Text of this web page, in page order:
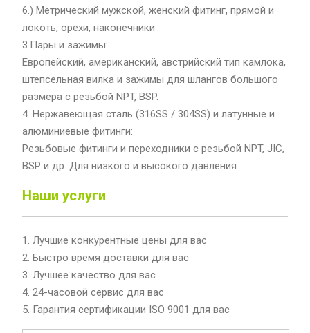
6.) Метрический мужской, женский фитинг, прямой и
локоть, орехи, наконечники
3.Пары и зажимы:
Европейский, американский, австрийский тип камлока,
штепсельная вилка и зажимы для шлангов большого
размера с резьбой NPT, BSP.
4. Нержавеющая сталь (316SS / 304SS) и латунные и
алюминиевые фитинги:
Резьбовые фитинги и переходники с резьбой NPT, JIC,
BSP и др. Для низкого и высокого давления
Наши услуги
1. Лучшие конкурентные цены для вас
2. Быстро время доставки для вас
3. Лучшее качество для вас
4. 24-часовой сервис для вас
5. Гарантия сертификации ISO 9001 для вас